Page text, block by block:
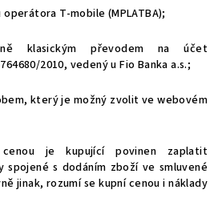
T-mobile (MPLATBA);
klasickým převodem na účet
2010, vedený u Fio Banka a.s.;
který je možný zvolit ve webovém
je kupující povinen zaplatit
spojené s dodáním zboží ve smluvené
jinak, rozumí se kupní cenou i náklady